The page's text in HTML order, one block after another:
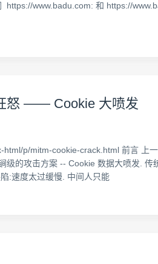
https://www.badu.com: 和 https://
怒 —— Cookie 大喷发
p/mitm-cookie-crack.html 前言 上
级的攻击方案 -- Cookie 数据大喷发.
:速度太过缓慢. 中间人只能